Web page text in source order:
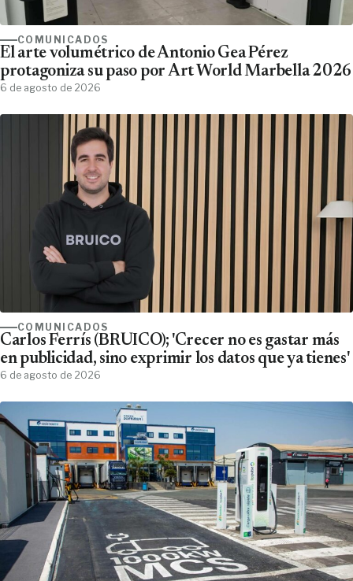
COMUNICADOS
El arte volumétrico de Antonio Gea Pérez
protagoniza su paso por Art World Marbella 2026
6 de agosto de 2026
COMUNICADOS
Carlos Ferrís (BRUICO); 'Crecer no es gastar más
en publicidad, sino exprimir los datos que ya tienes'
6 de agosto de 2026